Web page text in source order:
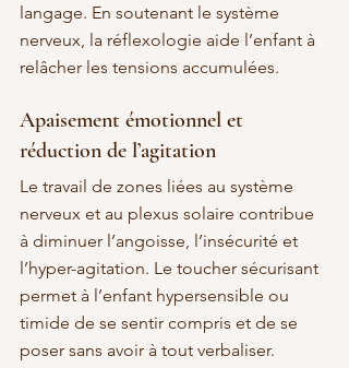
langage. En soutenant le système
nerveux, la réflexologie aide l’enfant à
relâcher les tensions accumulées.
Apaisement émotionnel et
réduction de l’agitation
Le travail de zones liées au système
nerveux et au plexus solaire contribue
à diminuer l’angoisse, l’insécurité et
l’hyper-agitation. Le toucher sécurisant
permet à l’enfant hypersensible ou
timide de se sentir compris et de se
poser sans avoir à tout verbaliser.